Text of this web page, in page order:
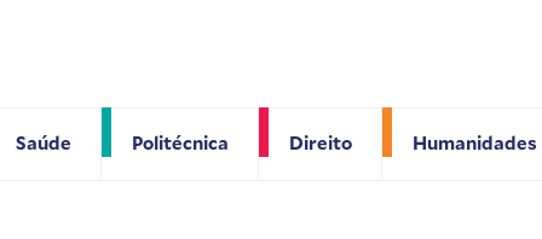
Saúde Politécnica Direito Humanidades